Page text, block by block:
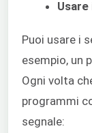
Puoi usare i
esempio, un
Ogni volta
programmi
segnale: